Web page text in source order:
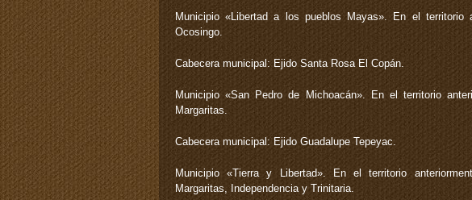
Municipio «Libertad a los pueblos Mayas». En el territorio
Ocosingo.
Cabecera municipal: Ejido Santa Rosa El Copán.
Municipio «San Pedro de Michoacán». En el territorio
Margaritas.
Cabecera municipal: Ejido Guadalupe Tepeyac.
Municipio «Tierra y Libertad». En el territorio
Margaritas, Independencia y Trinitaria.